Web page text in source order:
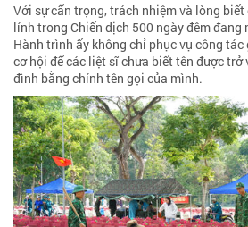
Với sự cẩn trọng, trách nhiệm và lòng
lính trong Chiến dịch 500 ngày đêm đang
Hành trình ấy không chỉ phục vụ công
cơ hội để các liệt sĩ chưa biết tên được trở
đình bằng chính tên gọi của mình.